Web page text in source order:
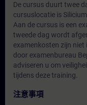
De cursus duurt twee
cursuslocatie is
Aan de cursus is een
tweede dag wordt
examenkosten zijn niet
door examenbureau
adviseren u om
tijdens deze training.
注意事項